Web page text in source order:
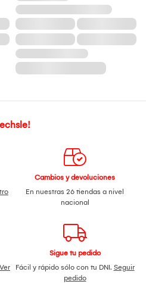
Cambios y devoluciones
En nuestras 26 tiendas a nivel
nacional
Ver
Sigue tu pedido
Fácil y rápido sólo con tu DNI. Seguir
pedido